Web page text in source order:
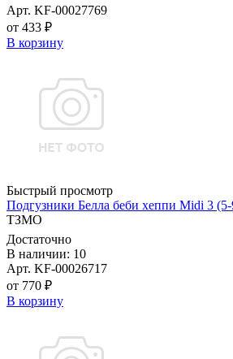
Арт. KF-00027769
от 433 ₽
В корзину
Быстрый просмотр
Подгузники Белла беби хеппи Midi 3
ТЗМО
Достаточно
В наличии: 10
Арт. KF-00026717
от 770 ₽
В корзину